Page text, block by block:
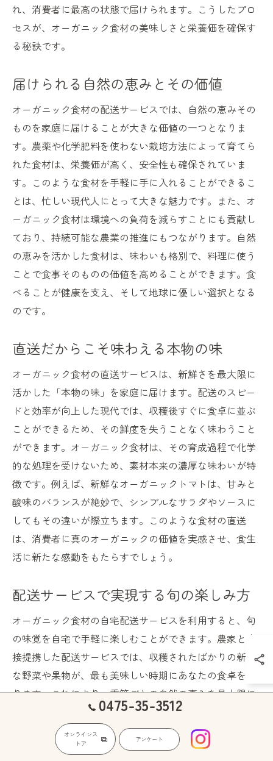
れ、消費者に最高の状態で届けられます。こうしたプロ
セスが、オーガニック食材の美味しさと栄養価を確保す
る秘訣です。
届けられる自然の恵みとその価値
オーガニック食材の配送サービスでは、自然の恵みその
ものを家庭に届けることが大きな価値の一つとなりま
す。農薬や化学肥料を使わない栽培方法によって育てら
れた食材は、栄養価が高く、安全性も確保されていま
す。このような食材を手軽に手に入れることができるこ
とは、忙しい現代人にとって大きな魅力です。また、オ
ーガニック食材は環境への負荷を減らすことにも貢献し
ており、持続可能な農業の推進にもつながります。自然
の恵みを活かした食材は、味わいも格別で、料理に使う
ことで食事そのものの価値を高めることができます。食
べることが健康を支え、そして地球に優しい選択となる
のです。
直送だからこそ味わえる本物の味
オーガニック食材の直送サービスは、新鮮さを最大限に
活かした「本物の味」を家庭に届けます。配送のスピー
ドと効率が向上した現代では、収穫後すぐに食卓に並ぶ
ことができるため、その鮮度を失うことなく味わうこと
ができます。オーガニック食材は、その育成過程で化学
的な処理を受けないため、素材本来の濃厚な味わいが特
徴です。例えば、新鮮なオーガニックトマトは、甘みと
酸味のバランスが絶妙で、シンプルなサラダやソースに
してもその違いが際立ちます。このような食材の直送
は、消費者に真のオーガニックの価値を実感させ、食生
活に新たな感動をもたらすでしょう。
配送サービスで実現する旬の楽しみ方
オーガニック食材の自宅配送サービスを利用すると、旬
の味覚を自宅で手軽に楽しむことができます。農家と直
接提携した配送サービスでは、収穫されたばかりの新鮮
な野菜や果物が、最も美味しい時期にあなたの食卓を彩
ります。これにより、季節ごとの自然の恵みを最大限に
活用しながら、健康的な食生活を実現することが可能で
す。特に、オーガニック食材は化学肥料や農薬を使用せ
ずに生産されるため、安心して家族全員で楽しむことが
0475-35-3512
オンラインス
トア
アンケート